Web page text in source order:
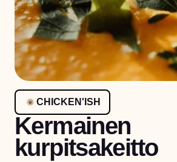
CHICKEN'ISH
Kermainen
kurpitsakeitto